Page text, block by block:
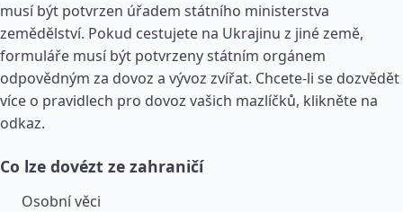
musí být potvrzen úřadem státního ministerstva
zemědělství. Pokud cestujete na Ukrajinu z jiné země,
formuláře musí být potvrzeny státním orgánem
odpovědným za dovoz a vývoz zvířat. Chcete-li se dozvědět
více o pravidlech pro dovoz vašich mazlíčků, klikněte na
odkaz.
Co lze dovézt ze zahraničí
Osobní věci